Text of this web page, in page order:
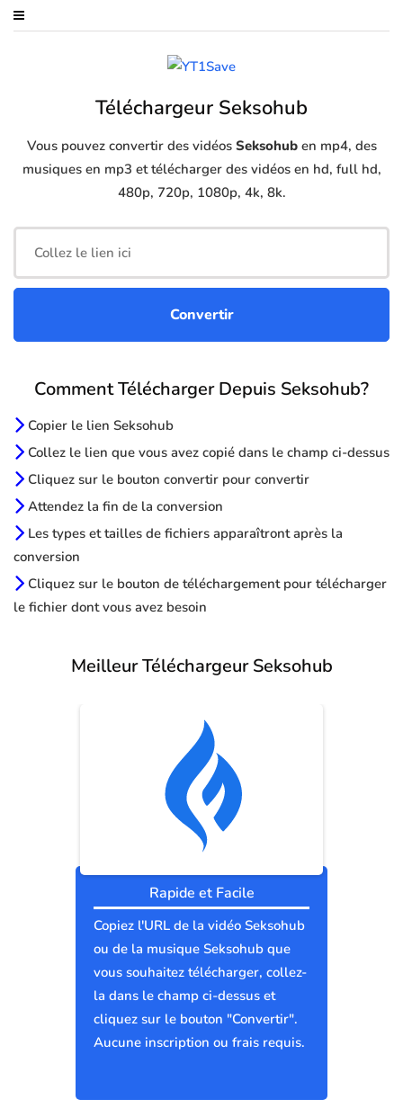
Téléchargeur Seksohub
Vous pouvez convertir des vidéos Seksohuben mp4, des
musiques en mp3 et télécharger des vidéos en hd, full hd,
480p, 720p, 1080p, 4k, 8k.
Comment Télécharger Depuis Seksohub?
Copier le lien Seksohub
Collez le lien que vous avez copié dans le champ ci-dessus
Cliquez sur le bouton convertir pour convertir
Attendez la fin de la conversion
Les types et tailles de fichiers apparaîtront après la
conversion
Cliquez sur le bouton de téléchargement pour télécharger
le fichier dont vous avez besoin
Meilleur Téléchargeur Seksohub
Rapide et Facile
Copiez l'URL de la vidéo Seksohub
ou de la musique Seksohub que
vous souhaitez télécharger, collez-
la dans le champ ci-dessus et
cliquez sur le bouton "Convertir".
Aucune inscription ou frais requis.